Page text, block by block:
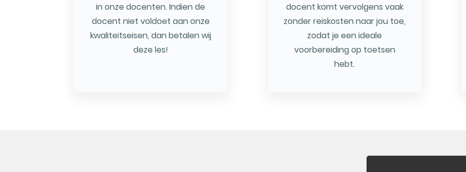
in onze docenten. Indien de
docent niet voldoet aan onze
kwaliteitseisen, dan betalen wij
deze les!
docent komt vervolgens vaak
zonder reiskosten naar jou toe,
zodat je een ideale
voorbereiding op toetsen
hebt.